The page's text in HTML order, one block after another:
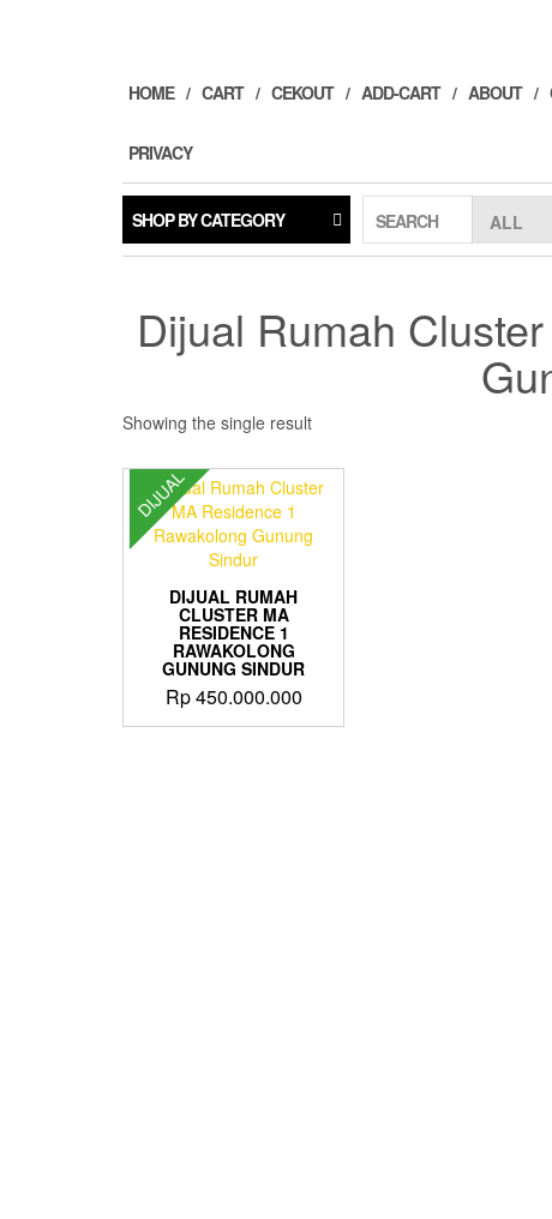
HOME CART CEKOUT ADD-CART ABOUT
PRIVACY
SHOP BY CATEGORY SEARCH
Dijual Rumah
Showing the single result
DIJUAL
DIJUAL RUMAH
CLUSTER MA
RESIDENCE 1
RAWAKOLONG
GUNUNG SINDUR
Rp450.000.000